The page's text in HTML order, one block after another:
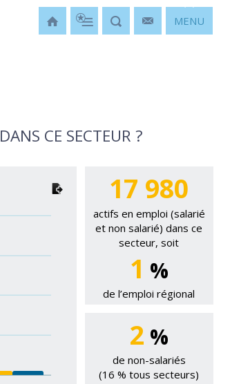
MENU
DANS CE SECTEUR ?
17 980
actifs en emploi (salarié
et non salarié) dans ce
secteur, soit
1 %
de l’emploi régional
2 %
de non-salariés
(16 % tous secteurs)